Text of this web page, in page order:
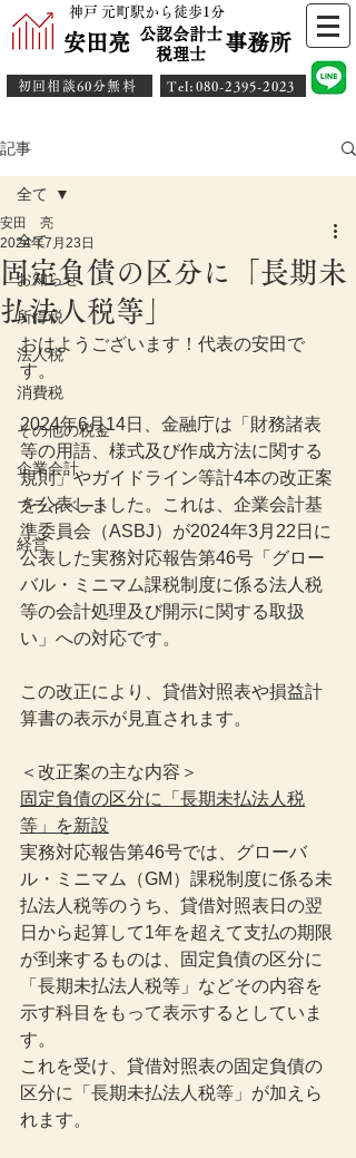
神戸 元町駅から徒歩1分
安田亮 事務所
公認会計士
​税理士
初回相談60分無料 ​Tel:080-2395-2023
記事
全て
お知らせ
所得税
法人税
消費税
その他の税金
企業会計
プライベート
経営
全て
固定負債の区分に「長期未
払法人税等」
安田 亮
2024年7月23日
おはようございます！代表の安田で
す。
2024年6月14日、金融庁は「財務諸表
等の用語、様式及び作成方法に関する
規則」やガイドライン等計4本の改正案
を公表しました。これは、企業会計基
準委員会（ASBJ）が2024年3月22日に
公表した実務対応報告第46号「グロー
バル・ミニマム課税制度に係る法人税
等の会計処理及び開示に関する取扱
い」への対応です。
この改正により、貸借対照表や損益計
算書の表示が見直されます。
＜改正案の主な内容＞
固定負債の区分に「長期未払法人税
等」を新設
実務対応報告第46号では、グローバ
ル・ミニマム（GM）課税制度に係る未
払法人税等のうち、貸借対照表日の翌
日から起算して1年を超えて支払の期限
が到来するものは、固定負債の区分に
「長期未払法人税等」などその内容を
示す科目をもって表示するとしていま
す。
これを受け、貸借対照表の固定負債の
区分に「長期未払法人税等」が加えら
れます。